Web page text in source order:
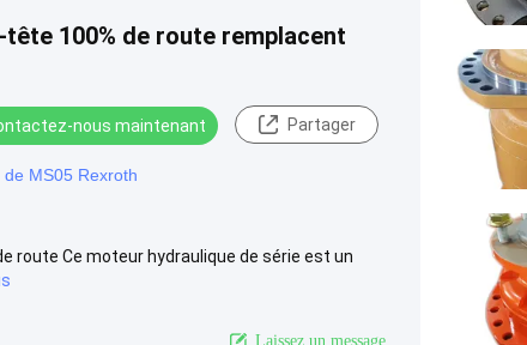
100% de route remplacent
nous maintenant Partager
MS05 Rexroth
route Ce moteur hydraulique de série est un
Laissez un message.